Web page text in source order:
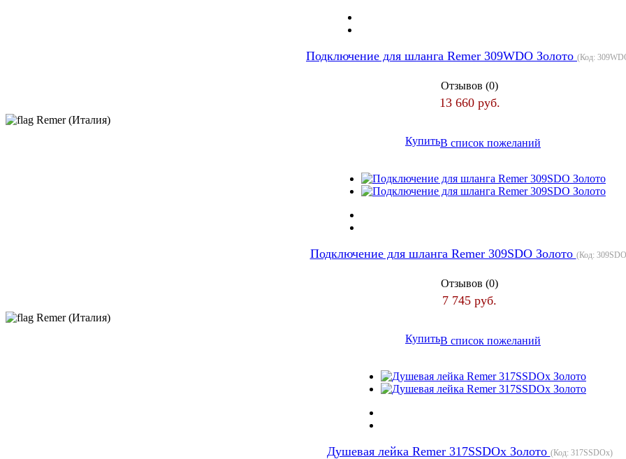
Подключение для шланга Remer 309WDO Золото (Код:
Отзывов (0)
13 660 руб.
Remer (Италия)
КупитьВ список пожеланий
Подключение для шланга Remer 309SDO Золото (Код: 309SDO
Отзывов (0)
7 745 руб.
Remer (Италия)
КупитьВ список пожеланий
Душевая лейка Remer 317SSDOx Золото (Код: 317SSDOx)